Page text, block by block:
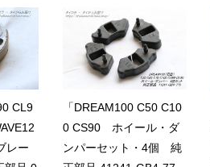
CL9
レー
「DREAM100 C50 C10
0 CS90 ホイール・ダ
ンパーセット・4個 純